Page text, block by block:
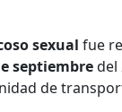
sexual fue
septiembredel
de